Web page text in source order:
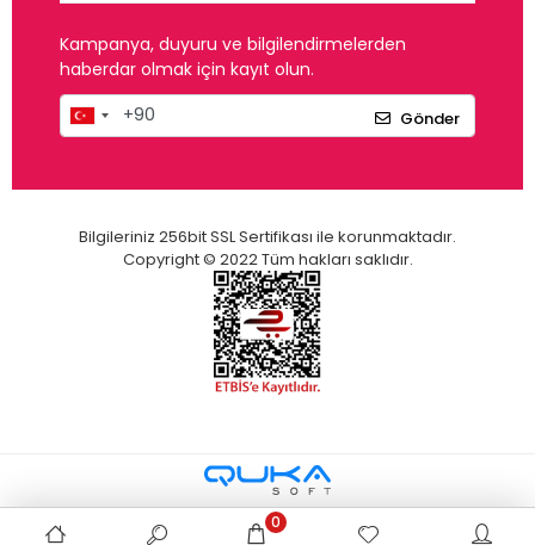
Kampanya, duyuru ve bilgilendirmelerden
haberdar olmak için kayıt olun.
Gönder
Bilgileriniz 256bit SSL Sertifikası ile korunmaktadır.
Copyright © 2022 Tüm hakları saklıdır.
0